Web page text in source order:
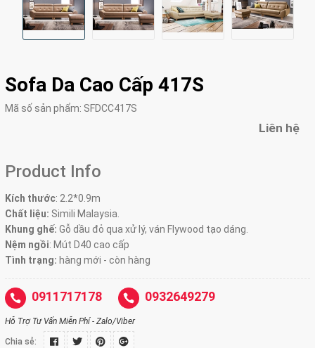
Sofa Da Cao Cấp 417S
Mã số sản phẩm: SFDCC417S
Liên hệ
Product Info
Kích thước: 2.2*0.9m
Chất liệu: Simili Malaysia.
Khung ghế: Gỗ dầu đỏ qua xử lý, ván Flywood tạo dáng.
Nệm ngồi: Mút D40 cao cấp
Tình trạng: hàng mới - còn hàng
0911717178 0932649279
Hỗ Trợ Tư Vấn Miễn Phí - Zalo/Viber
Chia sẻ: